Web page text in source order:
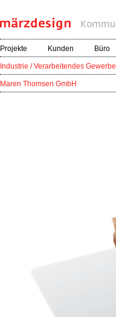
Projekte Kunden Büro
Industrie / Verarbeitendes Gewerbe
Maren Thomsen GmbH